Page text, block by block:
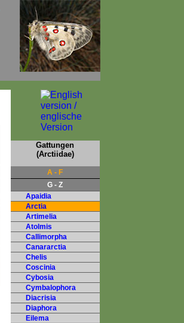
Gattungen
(Arctiidae)
A - F
G - Z
Apaidia
Arctia
Artimelia
Atolmis
Callimorpha
Canararctia
Chelis
Coscinia
Cybosia
Cymbalophora
Diacrisia
Diaphora
Eilema